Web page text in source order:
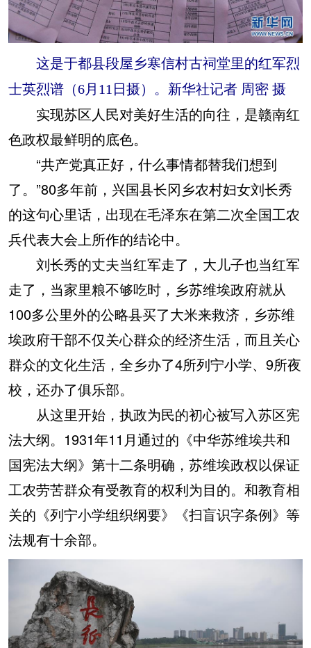
这是于都县段屋乡寒信村古祠堂里的红军烈
士英烈谱（6月11日摄）。新华社记者 周密 摄
实现苏区人民对美好生活的向往，是赣南红
色政权最鲜明的底色。
“共产党真正好，什么事情都替我们想到
了。”80多年前，兴国县长冈乡农村妇女刘长秀
的这句心里话，出现在毛泽东在第二次全国工农
兵代表大会上所作的结论中。
刘长秀的丈夫当红军走了，大儿子也当红军
走了，当家里粮不够吃时，乡苏维埃政府就从
100多公里外的公略县买了大米来救济，乡苏维
埃政府干部不仅关心群众的经济生活，而且关心
群众的文化生活，全乡办了4所列宁小学、9所夜
校，还办了俱乐部。
从这里开始，执政为民的初心被写入苏区宪
法大纲。1931年11月通过的《中华苏维埃共和
国宪法大纲》第十二条明确，苏维埃政权以保证
工农劳苦群众有受教育的权利为目的。和教育相
关的《列宁小学组织纲要》《扫盲识字条例》等
法规有十余部。